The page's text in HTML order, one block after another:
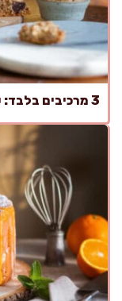
3 מרכיבים בלבד: עוגיות בננה שיבולת שועל ממכרות